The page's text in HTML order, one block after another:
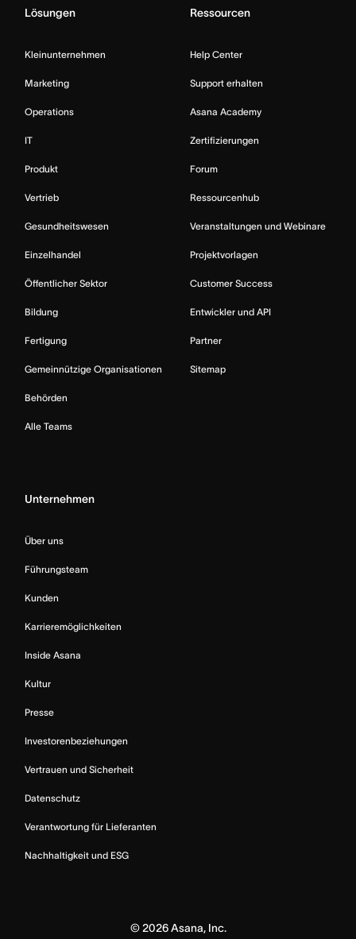
Lösungen
Kleinunternehmen
Marketing
Operations
IT
Produkt
Vertrieb
Gesundheitswesen
Einzelhandel
Öffentlicher Sektor
Bildung
Fertigung
Gemeinnützige Organisationen
Behörden
Alle Teams
Ressourcen
Help Center
Support erhalten
Asana Academy
Zertifizierungen
Forum
Ressourcenhub
Veranstaltungen und Webinare
Projektvorlagen
Customer Success
Entwickler und API
Partner
Sitemap
Unternehmen
Über uns
Führungsteam
Kunden
Karrieremöglichkeiten
Inside Asana
Kultur
Presse
Investorenbeziehungen
Vertrauen und Sicherheit
Datenschutz
Verantwortung für Lieferanten
Nachhaltigkeit und ESG
© 2026Asana, Inc.